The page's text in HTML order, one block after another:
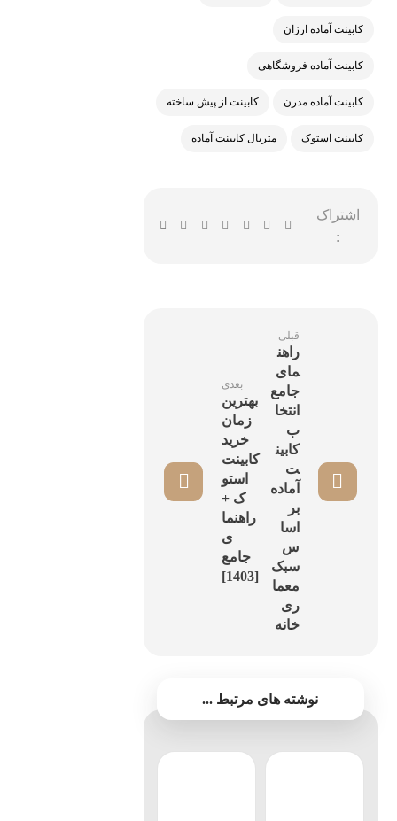
کابینت آماده ارزان
کابینت آماده فروشگاهی
کابینت آماده مدرن کابینت از پیش ساخته
کابینت استوک متریال کابینت آماده
قبلی
راهن
مای
جامع
انتخا
ب
کابین
ت
آماده
بر
اسا
س
سبک
معما
ری
خانه
بعدی
بهترین
زمان
خرید
کابینت
استو
ک +
راهنما
ی
جامع
[1403]
نوشته های مرتبط ...